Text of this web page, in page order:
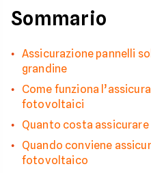
Sommario
Assicurazione pannelli
grandine
Come funziona
fotovoltaici
Quanto costa assicurare
Quando conviene
fotovoltaico